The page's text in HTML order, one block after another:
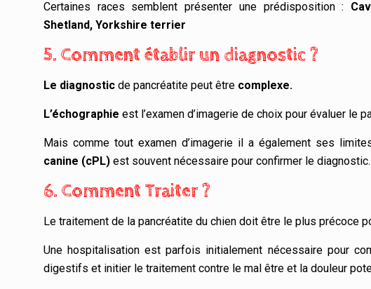
Certaines races semblent présenter une prédisposition :
Shetland, Yorkshire terrier
5. Comment établir un diagnostic ?
Le diagnostic de pancréatite peut être complexe.
L’échographie est l’examen d’imagerie de choix pour évaluer le
Mais comme tout examen d’imagerie il a également ses
canine (cPL) est souvent nécessaire pour confirmer le diagnostic.
6. Comment Traiter ?
Le traitement de la pancréatite du chien doit être le plus précoce
Une hospitalisation est parfois initialement nécessaire pour
digestifs et initier le traitement contre le mal être et la douleur